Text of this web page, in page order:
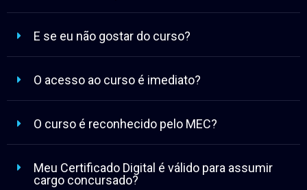
E se eu não gostar do curso?
O acesso ao curso é imediato?
O curso é reconhecido pelo MEC?
Meu Certificado Digital é válido para assumir
cargo concursado?